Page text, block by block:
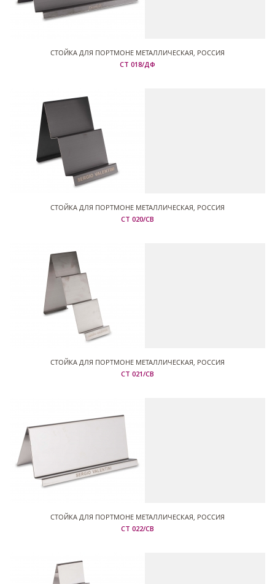
СТОЙКА ДЛЯ ПОРТМОНЕ МЕТАЛЛИЧЕСКАЯ, РОССИЯ
СТ 018/ДФ
СТОЙКА ДЛЯ ПОРТМОНЕ МЕТАЛЛИЧЕСКАЯ, РОССИЯ
СТ 020/СВ
СТОЙКА ДЛЯ ПОРТМОНЕ МЕТАЛЛИЧЕСКАЯ, РОССИЯ
СТ 021/СВ
СТОЙКА ДЛЯ ПОРТМОНЕ МЕТАЛЛИЧЕСКАЯ, РОССИЯ
СТ 022/СВ